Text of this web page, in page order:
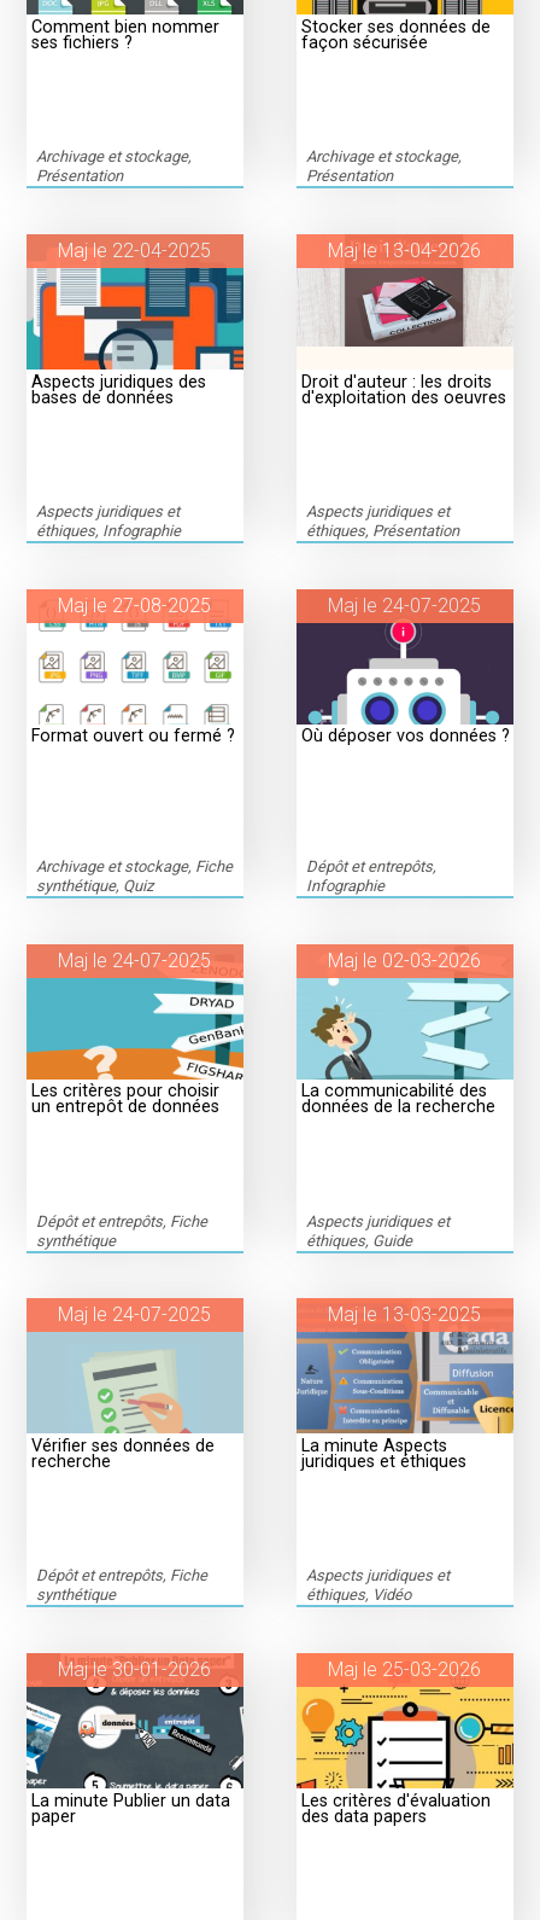
Comment bien nommer
ses fichiers ?
Archivage et stockage,
Présentation
Stocker ses données de
façon sécurisée
Archivage et stockage,
Présentation
Maj le 22-04-2025
Aspects juridiques des
bases de données
Aspects juridiques et
éthiques, Infographie
Maj le 13-04-2026
Droit d'auteur : les droits
d'exploitation des oeuvres
Aspects juridiques et
éthiques, Présentation
Maj le 27-08-2025
Format ouvert ou fermé ?
Archivage et stockage, Fiche
synthétique, Quiz
Maj le 24-07-2025
Où déposer vos données ?
Dépôt et entrepôts,
Infographie
Maj le 24-07-2025
Les critères pour choisir
un entrepôt de données
Dépôt et entrepôts, Fiche
synthétique
Maj le 02-03-2026
La communicabilité des
données de la recherche
Aspects juridiques et
éthiques, Guide
Maj le 24-07-2025
Vérifier ses données de
recherche
Dépôt et entrepôts, Fiche
synthétique
Maj le 13-03-2025
La minute Aspects
juridiques et éthiques
Aspects juridiques et
éthiques, Vidéo
Maj le 30-01-2026
La minute Publier un data
paper
Maj le 25-03-2026
Les critères d'évaluation
des data papers